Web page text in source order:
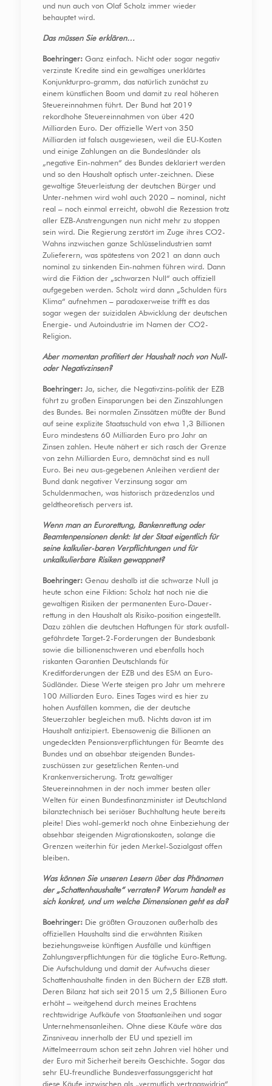
und nun auch von Olaf Scholz immer wieder
behauptet wird.
Das müssen Sie erklären…
Boehringer: Ganz einfach. Nicht oder sogar negativ
verzinste Kredite sind ein gewaltiges unerklärtes
Konjunkturpro-gramm, das natürlich zunächst zu
einem künstlichen Boom und damit zu real höheren
Steuereinnahmen führt. Der Bund hat 2019
rekordhohe Steuereinnahmen von über 420
Milliarden Euro. Der offizielle Wert von 350
Milliarden ist falsch ausgewiesen, weil die EU-Kosten
und einige Zahlungen an die Bundesländer als
„negative Ein-nahmen“ des Bundes deklariert werden
und so den Haushalt optisch unter-zeichnen. Diese
gewaltige Steuerleistung der deutschen Bürger und
Unter-nehmen wird wohl auch 2020 – nominal, nicht
real – noch einmal erreicht, obwohl die Rezession trotz
aller EZB-Anstrengungen nun nicht mehr zu stoppen
sein wird. Die Regierung zerstört im Zuge ihres CO2-
Wahns inzwischen ganze Schlüsselindustrien samt
Zulieferern, was spätestens von 2021 an dann auch
nominal zu sinkenden Ein-nahmen führen wird. Dann
wird die Fiktion der „schwarzen Null“ auch offiziell
aufgegeben werden. Scholz wird dann „Schulden fürs
Klima“ aufnehmen – paradoxerweise trifft es das
sogar wegen der suizidalen Abwicklung der deutschen
Energie- und Autoindustrie im Namen der CO2-
Religion.
Aber momentan profitiert der Haushalt noch von Null-
oder Negativzinsen?
Boehringer: Ja, sicher, die Negativzins-politik der EZB
führt zu großen Einsparungen bei den Zinszahlungen
des Bundes. Bei normalen Zinssätzen müßte der Bund
auf seine explizite Staatsschuld von etwa 1,3 Billionen
Euro mindestens 60 Milliarden Euro pro Jahr an
Zinsen zahlen. Heute nähert er sich rasch der Grenze
von zehn Milliarden Euro, demnächst sind es null
Euro. Bei neu aus-gegebenen Anleihen verdient der
Bund dank negativer Verzinsung sogar am
Schuldenmachen, was historisch präzedenzlos und
geldtheoretisch pervers ist.
Wenn man an Eurorettung, Bankenrettung oder
Beamtenpensionen denkt: Ist der Staat eigentlich für
seine kalkulier-baren Verpflichtungen und für
unkalkulierbare Risiken gewappnet?
Boehringer: Genau deshalb ist die schwarze Null ja
heute schon eine Fiktion: Scholz hat noch nie die
gewaltigen Risiken der permanenten Euro-Dauer-
rettung in den Haushalt als Risiko-position eingestellt.
Dazu zählen die deutschen Haftungen für stark ausfall-
gefährdete Target-2-Forderungen der Bundesbank
sowie die billionenschweren und ebenfalls hoch
riskanten Garantien Deutschlands für
Kreditforderungen der EZB und des ESM an Euro-
Südländer. Diese Werte steigen pro Jahr um mehrere
100 Milliarden Euro. Eines Tages wird es hier zu
hohen Ausfällen kommen, die der deutsche
Steuerzahler begleichen muß. Nichts davon ist im
Haushalt antizipiert. Ebensowenig die Billionen an
ungedeckten Pensionsverpflichtungen für Beamte des
Bundes und an absehbar steigenden Bundes-
zuschüssen zur gesetzlichen Renten-und
Krankenversicherung. Trotz gewaltiger
Steuereinnahmen in der noch immer besten aller
Welten für einen Bundesfinanzminister ist Deutschland
bilanztechnisch bei seriöser Buchhaltung heute bereits
pleite! Dies wohl-gemerkt noch ohne Einbeziehung der
absehbar steigenden Migrationskosten, solange die
Grenzen weiterhin für jeden Merkel-Sozialgast offen
bleiben.
Was können Sie unseren Lesern über das Phänomen
der „Schattenhaushalte“ verraten? Worum handelt es
sich konkret, und um welche Dimensionen geht es da?
Boehringer: Die größten Grauzonen außerhalb des
offiziellen Haushalts sind die erwähnten Risiken
beziehungsweise künftigen Ausfälle und künftigen
Zahlungsverpflichtungen für die tägliche Euro-Rettung.
Die Aufschuldung und damit der Aufwuchs dieser
Schattenhaushalte finden in den Büchern der EZB statt.
Deren Bilanz hat sich seit 2015 um 2,5 Billionen Euro
erhöht – weitgehend durch meines Erachtens
rechtswidrige Aufkäufe von Staatsanleihen und sogar
Unternehmensanleihen. Ohne diese Käufe wäre das
Zinsniveau innerhalb der EU und speziell im
Mittelmeerraum schon seit zehn Jahren viel höher und
der Euro mit Sicherheit bereits Geschichte. Sogar das
sehr EU-freundliche Bundesverfassungsgericht hat
diese Käufe inzwischen als „vermutlich vertragswidrig“